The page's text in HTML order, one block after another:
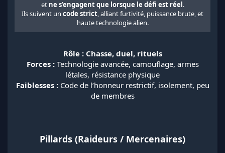
et ne s’engagent que lorsque le défi est réel.
Ils suivent un code strict , alliant furtivité, puissance brute, et
haute technologie alien.​
Rôle : Chasse, duel, rituels
Forces :Technologie avancée, camouflage, armes
létales, résistance physique
Faiblesses :Code de l’honneur restrictif, isolement, peu
de membres
Pillards (Raideurs / Mercenaires)